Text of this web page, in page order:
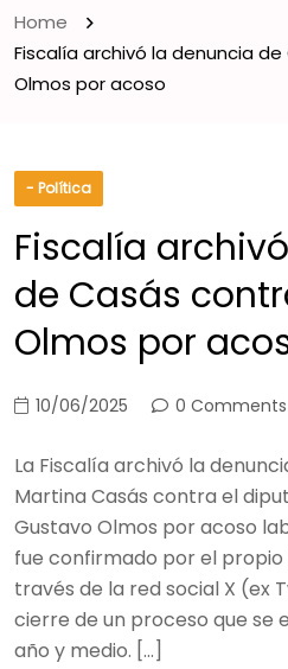
Home
Fiscalía archivó la denuncia
Olmos por acoso
- Política
Fiscalía
de Casás
Olmos por
10/06/2025 0 Comments
La Fiscalía archivó la
Martina Casás contra el
Gustavo Olmos por acoso
fue confirmado por el propio
través de la red social X (ex
cierre de un proceso que se
año y medio. […]